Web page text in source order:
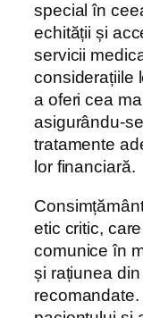
special în
echității și
servicii
considerațiile
a oferi cea
asigurându-
tratamente
lor financiară.
etic critic,
comunice în
și rațiunea